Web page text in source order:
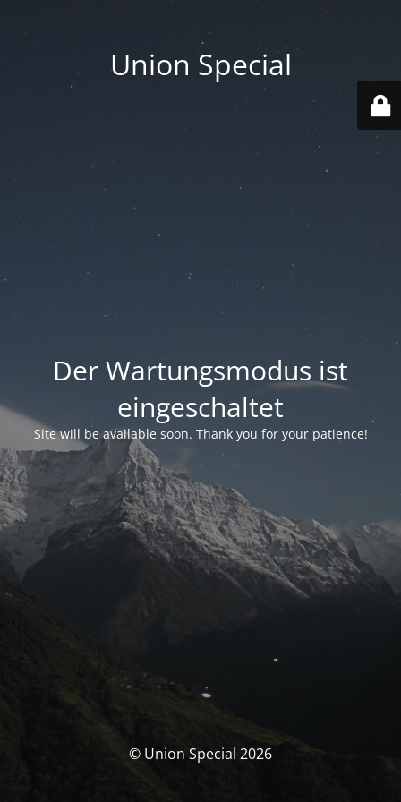
Union Special
Der Wartungsmodus ist
eingeschaltet
Site will be available soon. Thank you for your patience!
© Union Special 2026